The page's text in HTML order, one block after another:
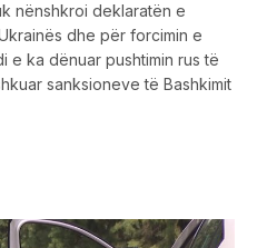
nënshkroi deklaratën e
dhe për forcimin e
e ka dënuar pushtimin rus të
sanksioneve të Bashkimit